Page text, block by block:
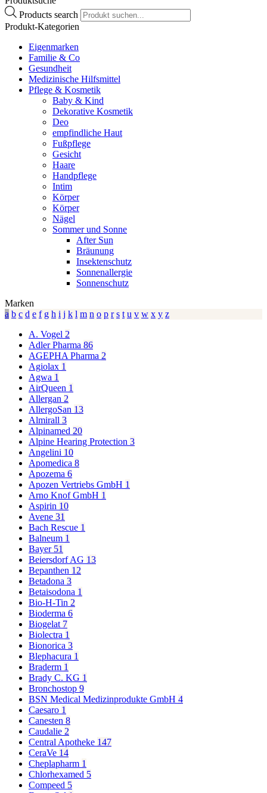
Wichtige Hinweise:
Zugelassenes Arzneimittel: Zu Risiken und Nebenwirkungen lesen
Sie die Packungsbeilage und fragen Sie Ihren Arzt oder Apotheker.
Kinder unerreichbar aufbewahren.
Products search
Produkt-Kategorien
Eigenmarken
Familie & Co
Gesundheit
Medizinische Hilfsmittel
Pflege & Kosmetik
Baby & Kind
Dekorative Kosmetik
Deo
empfindliche Haut
Fußpflege
Gesicht
Haare
Handpflege
Intim
Körper
Körper
Nägel
Sommer und Sonne
After Sun
Bräunung
Insektenschutz
Sonnenallergie
Sonnenschutz
Marken
a b c d e f g h i j k l m n o p r s t u v w x y z
A. Vogel 2
Adler Pharma 86
AGEPHA Pharma 2
Agiolax 1
Agwa 1
AirQueen 1
Allergan 2
AllergoSan 13
Almirall 3
Alpinamed 20
Alpine Hearing Protection 3
Angelini 10
Apomedica 8
Apozema 6
Apozen Vertriebs GmbH 1
Arno Knof GmbH 1
Aspirin 10
Avene 31
Bach Rescue 1
Balneum 1
Bayer 51
Beiersdorf AG 13
Bepanthen 12
Betadona 3
Betaisodona 1
Bio-H-Tin 2
Bioderma 6
Biogelat 7
Biolectra 1
Bionorica 3
Blephacura 1
Braderm 1
Brady C. KG 1
Bronchostop 9
BSN Medical Medizinprodukte GmbH 4
Caesaro 1
Canesten 8
Caudalie 2
Central Apotheke 147
CeraVe 14
Cheplapharm 1
Chlorhexamed 5
Compeed 5